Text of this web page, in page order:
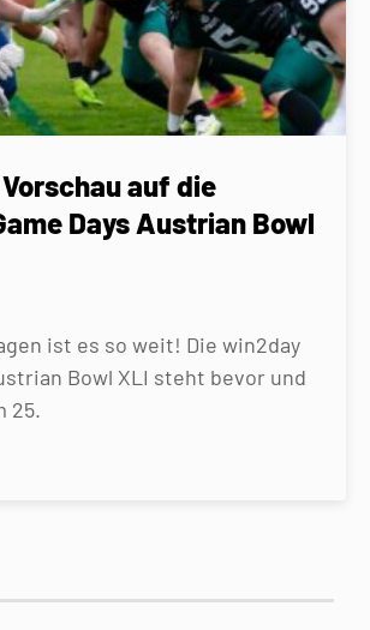
auf die
Days Austrian Bowl
ist es so weit! Die win2day
Bowl XLI steht bevor und
25.